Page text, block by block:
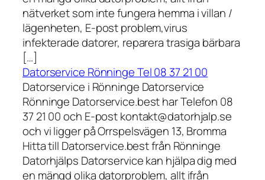
nätverket som inte fungera hemma i villan /
lägenheten, E-post problem,virus
infekterade datorer, reparera trasiga bärbara
[…]
Datorservice Rönninge Tel 08 37 21 00
Datorservice i Rönninge Datorservice
Rönninge Datorservice.best har Telefon 08
37 21 00 och E-post kontakt@datorhjalp.se
och vi ligger på Orrspelsvägen 13, Bromma
Hitta till Datorservice.best från Rönninge
Datorhjälps Datorservice kan hjälpa dig med
en mängd olika datorproblem, allt ifrån